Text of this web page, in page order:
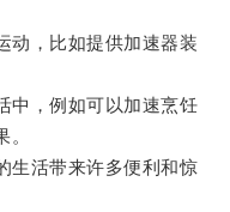
，比如提供加速器装
，例如可以加速烹饪
活带来许多便利和惊